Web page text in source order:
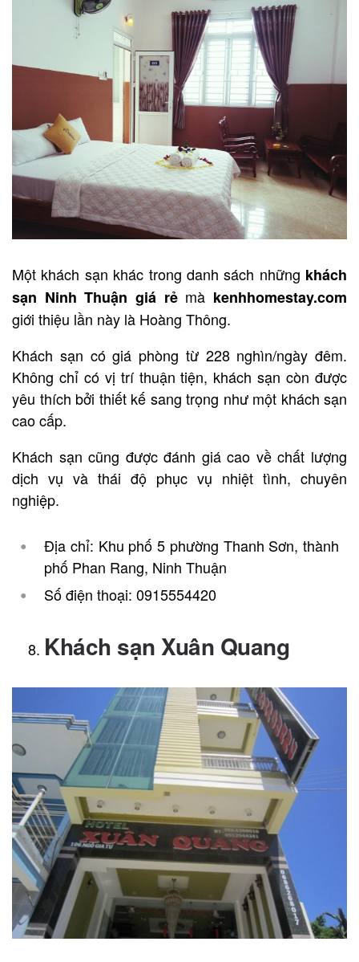
Một khách sạn khác trong danh sách những khách
sạn Ninh Thuận giá rẻmà kenhhomestay.com
giới thiệu lần này là Hoàng Thông.
Khách sạn có giá phòng từ 228 nghìn/ngày đêm.
Không chỉ có vị trí thuận tiện, khách sạn còn được
yêu thích bởi thiết kế sang trọng như một khách sạn
cao cấp.
Khách sạn cũng được đánh giá cao về chất lượng
dịch vụ và thái độ phục vụ nhiệt tình, chuyên
nghiệp.
Địa chỉ: Khu phố 5 phường Thanh Sơn, thành
phố Phan Rang, Ninh Thuận
Số điện thoại: 0915554420
Khách sạn Xuân Quang